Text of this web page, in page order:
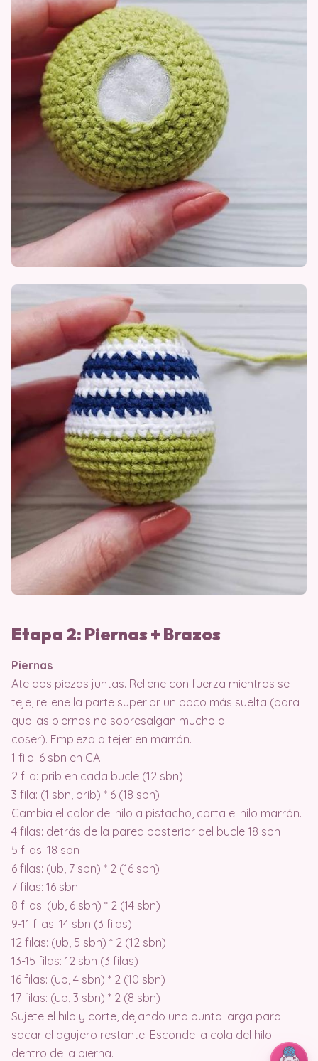
Etapa 2: Piernas + Brazos
Piernas
Ate dos piezas juntas. Rellene con fuerza mientras se
teje, rellene la parte superior un poco más suelta (para
que las piernas no sobresalgan mucho al
coser). Empieza a tejer en marrón.
1 fila: 6 sbn en CA
2 fila: prib en cada bucle (12 sbn)
3 fila: (1 sbn, prib) * 6 (18 sbn)
Cambia el color del hilo a pistacho, corta el hilo marrón.
4 filas: detrás de la pared posterior del bucle 18 sbn
5 filas: 18 sbn
6 filas: (ub, 7 sbn) * 2 (16 sbn)
7 filas: 16 sbn
8 filas: (ub, 6 sbn) * 2 (14 sbn)
9-11 filas: 14 sbn (3 filas)
12 filas: (ub, 5 sbn) * 2 (12 sbn)
13-15 filas: 12 sbn (3 filas)
16 filas: (ub, 4 sbn) * 2 (10 sbn)
17 filas: (ub, 3 sbn) * 2 (8 sbn)
Sujete el hilo y corte, dejando una punta larga para
sacar el agujero restante. Esconde la cola del hilo
dentro de la pierna.